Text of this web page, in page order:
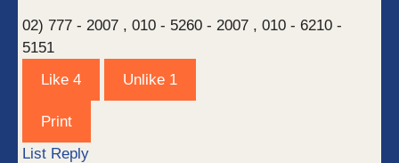
02) 777 - 2007 , 010 - 5260 - 2007 , 010 - 6210 -
5151
Like 4 Unlike 1
Print
List Reply